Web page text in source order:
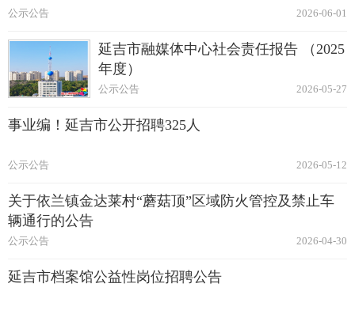
2026-06-01
公示公告
延吉市融媒体中心社会责任报告 （2025
年度）
2026-05-27
公示公告
事业编！延吉市公开招聘325人
2026-05-12
公示公告
关于依兰镇金达莱村“蘑菇顶”区域防火管控及禁止车
辆通行的公告
2026-04-30
公示公告
延吉市档案馆公益性岗位招聘公告